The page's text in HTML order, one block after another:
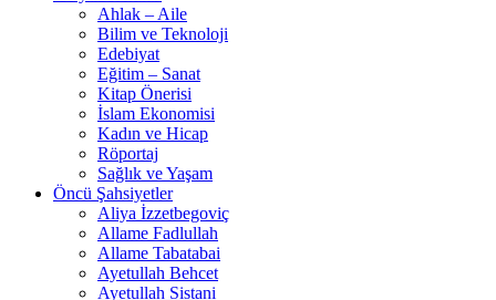
Ahlak – Aile
Bilim ve Teknoloji
Edebiyat
Eğitim – Sanat
Kitap Önerisi
İslam Ekonomisi
Kadın ve Hicap
Röportaj
Sağlık ve Yaşam
Öncü Şahsiyetler
Aliya İzzetbegoviç
Allame Fadlullah
Allame Tabatabai
Ayetullah Behcet
Ayetullah Sistani